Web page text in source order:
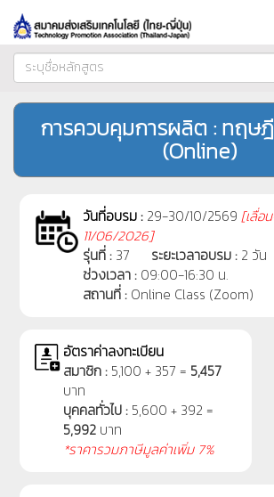
การควบคุมการผลิต : ทฤษ
(Online)
วันที่อบรม : 29-30/10/2569 [เลื่อ
11/06/2026]
รุ่นที่ : 37 ระยะเวลาอบรม : 2 วัน
ช่วงเวลา : 09:00-16:30 น.
สถานที่ : Online Class (Zoom)
อัตราค่าลงทะเบียน
สมาชิก : 5,100 + 357 = 5,457
บาท
บุคคลทั่วไป : 5,600 + 392 =
5,992 บาท
*ราคารวมภาษีมูลค่าเพิ่ม 7%